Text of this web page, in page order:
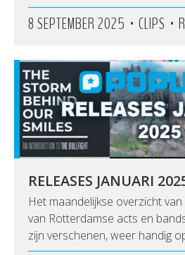
8 SEPTEMBER 2025 • CLIPS •
RELEASES JANUARI
Het maandelijkse overzicht
van Rotterdamse acts en
zijn verschenen, weer handig